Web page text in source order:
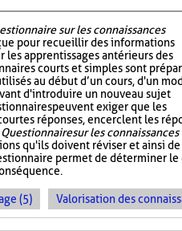
sur les connaissances
pour recueillir des informations
les apprentissages antérieurs des
courts et simples sont
au début d’un cours, d'un
d'introduire un nouveau sujet
peuvent exiger que les
réponses, encerclent les
Questionnaire sur les
qu'ils doivent réviser et ainsi
permet de déterminer le
(5) Valorisation des